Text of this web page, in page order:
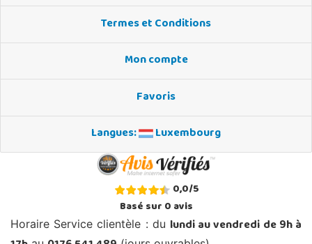
Termes et Conditions
Mon compte
Favoris
Langues:
Luxembourg
0,0/5
Basé sur0avis
Horaire Service clientèle : du lundi au vendredi de 9h à